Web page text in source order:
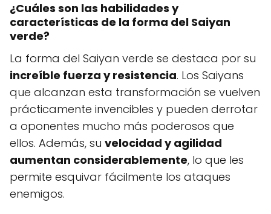
¿Cuáles son las habilidades y
características de la forma del Saiyan
verde?
La forma del Saiyan verde se destaca por su
increíble fuerza y resistencia. Los Saiyans
que alcanzan esta transformación se vuelven
prácticamente invencibles y pueden derrotar
a oponentes mucho más poderosos que
ellos. Además, su velocidad y agilidad
aumentan considerablemente, lo que les
permite esquivar fácilmente los ataques
enemigos.